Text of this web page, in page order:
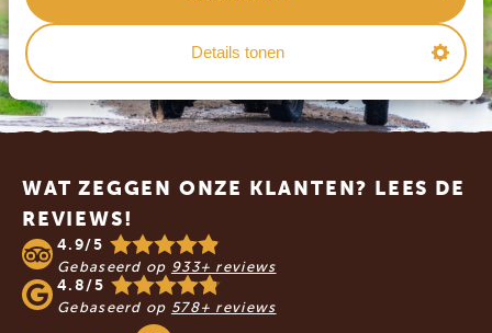
Details tonen
Footer
WAT ZEGGEN ONZE KLANTEN? LEES DE
REVIEWS!
4.9/5
Gebaseerd op 933+ reviews
4.8/5
Gebaseerd op 578+ reviews